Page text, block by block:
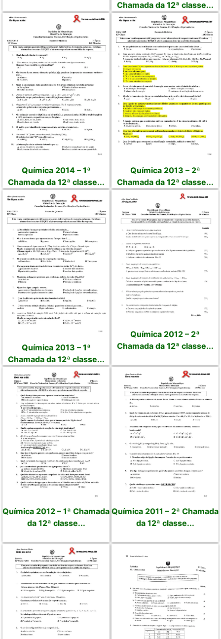
Chamada da 12ª classe...
Química 2014 – 1ª
Chamada da 12ª classe...
Química 2013 – 2ª
Chamada da 12ª classe...
Química 2013 – 1ª
Chamada da 12ª classe...
Química 2012 – 2ª
Chamada da 12ª classe...
Química 2012 – 1ª Chamada
da 12ª classe...
Química 2011 – 2ª Chamada
da 12ª classe...